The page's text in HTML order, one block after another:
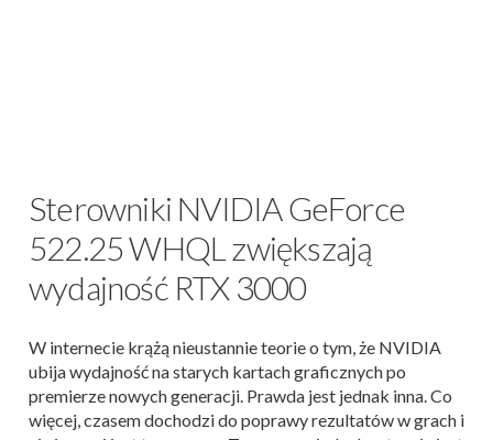
Sterowniki NVIDIA GeForce
522.25 WHQL zwiększają
wydajność RTX 3000
W internecie krążą nieustannie teorie o tym, że NVIDIA
ubija wydajność na starych kartach graficznych po
premierze nowych generacji. Prawda jest jednak inna. Co
więcej, czasem dochodzi do poprawy rezultatów w grach i